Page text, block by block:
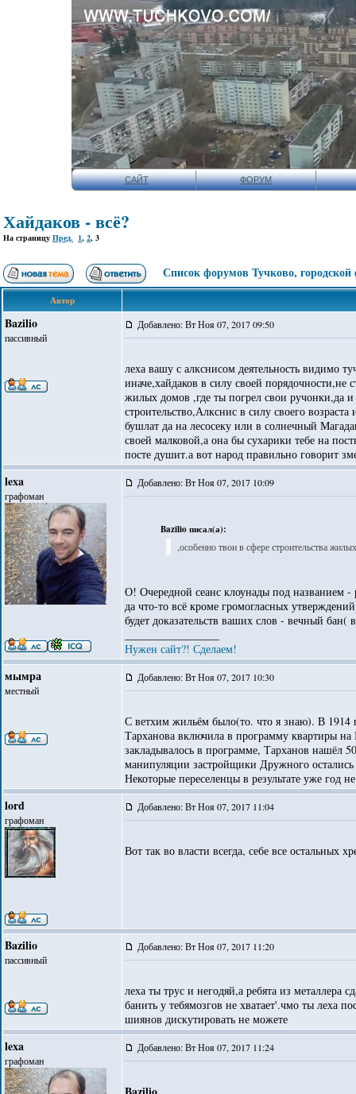
САЙТ ФОРУМ
Хайдаков - всё?
На страницу Пред. 1, 2, 3
Список форумов Тучково,
Автор
Bazilio
пассивный
Добавлено: Вт Ноя 07, 2017 09:50
леха вашу с алкснисом деятельность видимо
иначе,хайдаков в силу своей
жилых домов ,где ты погрел свои ручонки,да и
строительство,Алкснис в силу своего
бушлат да на лесосеку или в солнечный
своей малковой,а она бы сухарики тебе на
посте душит.а вот народ правильно говорит
lexa
графоман
Добавлено: Вт Ноя 07, 2017 10:09
Bazilio писал(а):
,особенно твои в сфере строительства
О! Очередной сеанс клоунады под названием -
да что-то всё кроме громогласных
будет доказательств ваших слов - вечный бан(
Нужен сайт?! Сделаем!
мымра
местный
Добавлено: Вт Ноя 07, 2017 10:30
С ветхим жильём было(то. что я знаю). В 1914
Тарханова включила в программу квартиры на
закладывалось в программе, Тарханов нашёл
манипуляции застройщики Дружного
Некоторые переселенцы в результате уже год
lord
графоман
Добавлено: Вт Ноя 07, 2017 11:04
Вот так во власти всегда, себе все остальных
Bazilio
пассивный
Добавлено: Вт Ноя 07, 2017 11:20
леха ты трус и негодяй,а ребята из металлера
банить у тебямозгов не хватает'.чмо ты леха
шиянов дискутировать не можете
lexa
графоман
Добавлено: Вт Ноя 07, 2017 11:24